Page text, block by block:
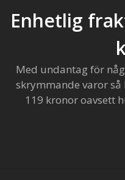
Enhetlig
Med undantag för
skrymmande varor
119 kronor oavsett